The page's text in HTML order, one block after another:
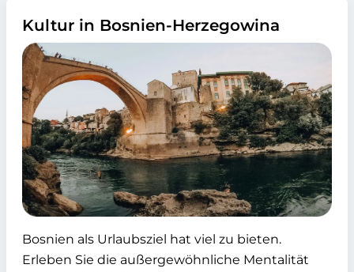
Kultur in Bosnien-Herzegowina
Bosnien als Urlaubsziel hat viel zu bieten.
Erleben Sie die außergewöhnliche Mentalität